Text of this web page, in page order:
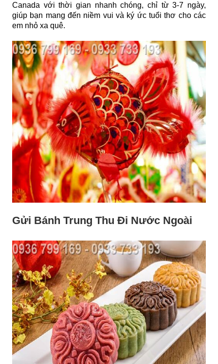
Canada với thời gian nhanh chóng, chỉ từ 3-7 ngày,
giúp bạn mang đến niềm vui và ký ức tuổi thơ cho các
em nhỏ xa quê.
Gửi Bánh Trung Thu Đi Nước Ngoài